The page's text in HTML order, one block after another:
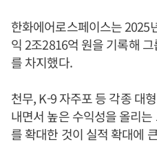
한화에어로스페이스는 2025
익 2조2816억 원을 기록해
를 차지했다.
천무, K-9 자주포 등 각종 대
내면서 높은 수익성을 올리
를 확대한 것이 실적 확대에